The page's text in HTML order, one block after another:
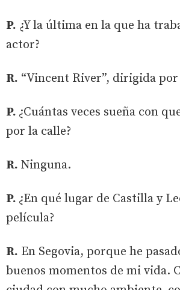
P. ¿Y la última en la que ha
actor?
R. “Vincent River”, dirigida
P. ¿Cuántas veces sueña con
por la calle?
R. Ninguna.
P. ¿En qué lugar de Castilla y
película?
R. En Segovia, porque he
buenos momentos de mi vida.